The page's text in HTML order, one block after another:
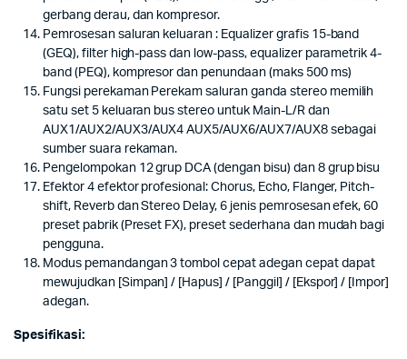
gerbang derau, dan kompresor.
Pemrosesan saluran keluaran : Equalizer grafis 15-band
(GEQ), filter high-pass dan low-pass, equalizer parametrik 4-
band (PEQ), kompresor dan penundaan (maks 500 ms)
Fungsi perekaman Perekam saluran ganda stereo memilih
satu set 5 keluaran bus stereo untuk Main-L/R dan
AUX1/AUX2/AUX3/AUX4 AUX5/AUX6/AUX7/AUX8 sebagai
sumber suara rekaman.
Pengelompokan 12 grup DCA (dengan bisu) dan 8 grup bisu
Efektor 4 efektor profesional: Chorus, Echo, Flanger, Pitch-
shift, Reverb dan Stereo Delay, 6 jenis pemrosesan efek, 60
preset pabrik (Preset FX), preset sederhana dan mudah bagi
pengguna.
Modus pemandangan 3 tombol cepat adegan cepat dapat
mewujudkan [Simpan] / [Hapus] / [Panggil] / [Ekspor] / [Impor]
adegan.
Spesifikasi: